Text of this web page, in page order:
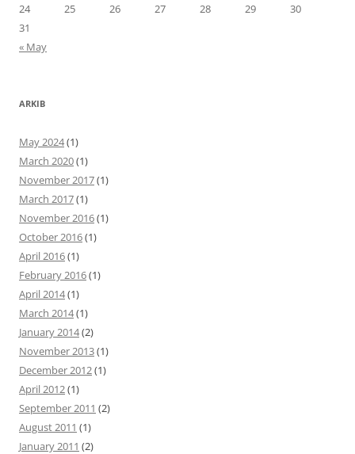
24
25 26 27 28 29
30
31
« May
ARKIB
May 2024(1)
March 2020(1)
November 2017(1)
March 2017(1)
November 2016(1)
October 2016(1)
April 2016(1)
February 2016(1)
April 2014(1)
March 2014(1)
January 2014(2)
November 2013(1)
December 2012(1)
April 2012(1)
September 2011 (2)
August 2011 (1)
January 2011 (2)